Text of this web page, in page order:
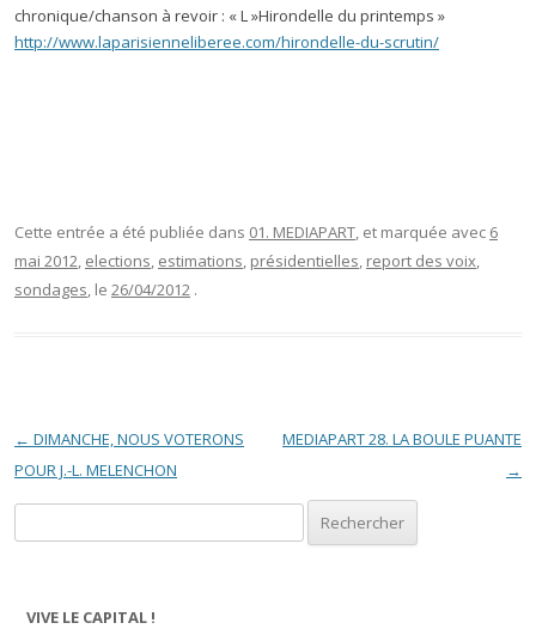
chronique/chanson à revoir : « L »Hirondelle du printemps »
http://www.laparisienneliberee.com/hirondelle-du-scrutin/
Cette entrée a été publiée dans 01. MEDIAPART, et marquée avec 6
mai 2012, elections, estimations, présidentielles, report des voix,
sondages, le 26/04/2012 .
Navigation des articles
← DIMANCHE, NOUS VOTERONS
POUR J.-L. MELENCHON
MEDIAPART 28. LA BOULE PUANTE
→
VIVE LE CAPITAL !